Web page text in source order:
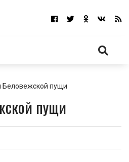
пущи
пущи